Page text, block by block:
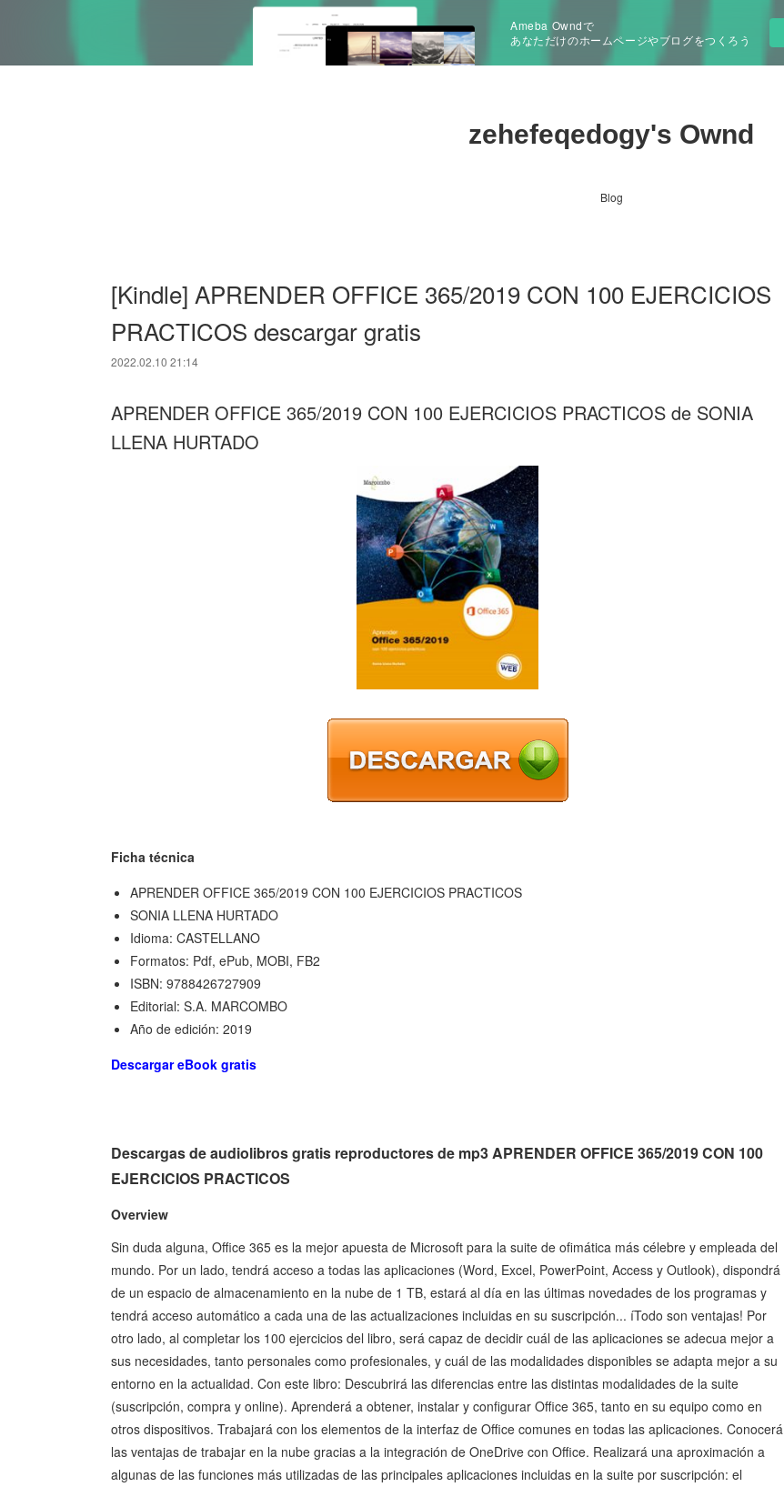
Ameba Owndで
あなただけのホームページやブログをつくろう
zehefeqedogy's Ownd
Blog
[Kindle] APRENDER OFFICE 365/2019 CON 100 EJERCICIOS
PRACTICOS descargar gratis
2022.02.10 21:14
APRENDER OFFICE 365/2019 CON 100 EJERCICIOS PRACTICOS de SONIA
LLENA HURTADO
Ficha técnica
APRENDER OFFICE 365/2019 CON 100 EJERCICIOS PRACTICOS
SONIA LLENA HURTADO
Idioma: CASTELLANO
Formatos: Pdf, ePub, MOBI, FB2
ISBN: 9788426727909
Editorial: S.A. MARCOMBO
Año de edición: 2019
Descargar eBook gratis
Descargas de audiolibros gratis reproductores de mp3 APRENDER OFFICE 365/2019 CON 100
EJERCICIOS PRACTICOS
Overview
Sin duda alguna, Office 365 es la mejor apuesta de Microsoft para la suite de ofimática más célebre y empleada del
mundo. Por un lado, tendrá acceso a todas las aplicaciones (Word, Excel, PowerPoint, Access y Outlook), dispondrá
de un espacio de almacenamiento en la nube de 1 TB, estará al día en las últimas novedades de los programas y
tendrá acceso automático a cada una de las actualizaciones incluidas en su suscripción... íTodo son ventajas! Por
otro lado, al completar los 100 ejercicios del libro, será capaz de decidir cuál de las aplicaciones se adecua mejor a
sus necesidades, tanto personales como profesionales, y cuál de las modalidades disponibles se adapta mejor a su
entorno en la actualidad. Con este libro: Descubrirá las diferencias entre las distintas modalidades de la suite
(suscripción, compra y online). Aprenderá a obtener, instalar y configurar Office 365, tanto en su equipo como en
otros dispositivos. Trabajará con los elementos de la interfaz de Office comunes en todas las aplicaciones. Conocerá
las ventajas de trabajar en la nube gracias a la integración de OneDrive con Office. Realizará una aproximación a
algunas de las funciones más utilizadas de las principales aplicaciones incluidas en la suite por suscripción: el